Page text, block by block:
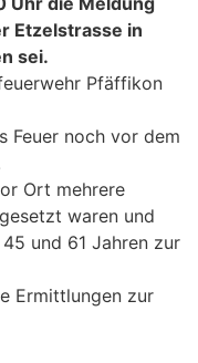
Etzelstrasse in
sei.
Pfäffikon
Feuer noch vor dem
Ort mehrere
waren und
und 61 Jahren zur
Ermittlungen zur